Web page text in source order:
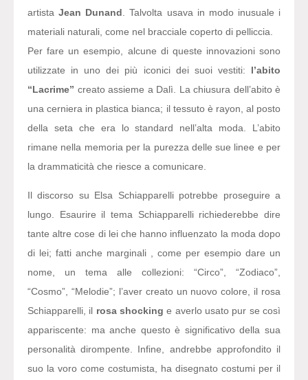
artistaJean Dunand . Talvolta usava in modo inusuale i
materiali naturali, come nel bracciale coperto di pelliccia.
Per fare un esempio, alcune di queste innovazioni sono
utilizzate in uno dei più iconici dei suoi vestiti: l’abito
“Lacrime” creato assieme a Dalì. La chiusura dell’abito è
una cerniera in plastica bianca; il tessuto è rayon, al posto
della seta che era lo standard nell’alta moda. L’abito
rimane nella memoria per la purezza delle sue linee e per
la drammaticità che riesce a comunicare.
Il discorso su Elsa Schiapparelli potrebbe proseguire a
lungo. Esaurire il tema Schiapparelli richiederebbe dire
tante altre cose di lei che hanno influenzato la moda dopo
di lei; fatti anche marginali , come per esempio dare un
nome, un tema alle collezioni: “Circo”, “Zodiaco”,
“Cosmo”, “Melodie”; l’aver creato un nuovo colore, il rosa
Schiapparelli, il rosa shocking e averlo usato pur se così
appariscente: ma anche questo è significativo della sua
personalità dirompente. Infine, andrebbe approfondito il
suo la voro come costumista, ha disegnato costumi per il